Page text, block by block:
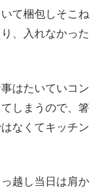
て梱包しそこね
、入れなかった
はたいていコン
しまうので、箸
なくてキッチン
越し当日は肩か